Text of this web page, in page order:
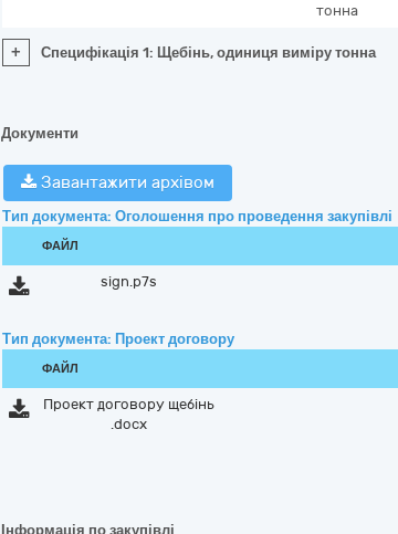
тонна
+ Специфікація 1: Щебінь, одиниця виміру тонна
Документи
Завантажити архівом
Тип документа: Оголошення про проведення закупівлі
ФАЙЛ
sign.p7s
Тип документа: Проект договору
ФАЙЛ
Проект договору щебінь
.docx
Інформація по закупівлі